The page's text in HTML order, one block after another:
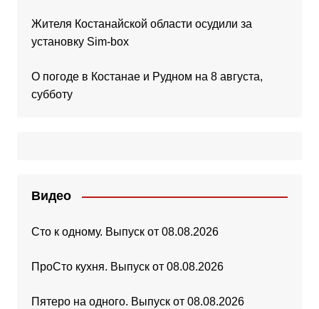
Жителя Костанайской области осудили за
установку Sim-box
О погоде в Костанае и Рудном на 8 августа,
субботу
Видео
Сто к одному. Выпуск от 08.08.2026
ПроСто кухня. Выпуск от 08.08.2026
Пятеро на одного. Выпуск от 08.08.2026